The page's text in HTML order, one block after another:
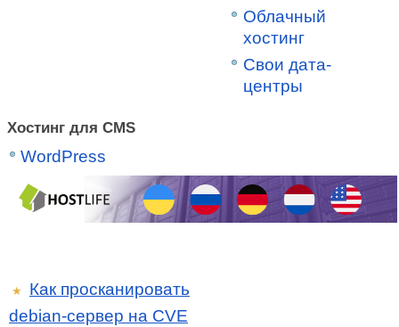
Облачный
хостинг
Свои дата-
центры
Хостинг для CMS
WordPress
★
Как просканировать
debian-сервер на CVE